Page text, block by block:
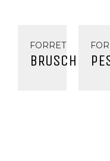
FORRET
BRUSCHETTA